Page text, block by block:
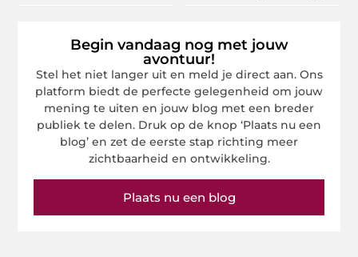
Begin vandaag nog met jouw
avontuur!
Stel het niet langer uit en meld je direct aan. Ons
platform biedt de perfecte gelegenheid om jouw
mening te uiten en jouw blog met een breder
publiek te delen. Druk op de knop ‘Plaats nu een
blog’ en zet de eerste stap richting meer
zichtbaarheid en ontwikkeling.
Plaats nu een blog